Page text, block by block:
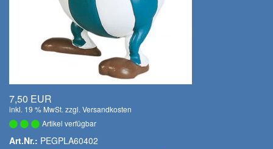
7,50 EUR
inkl. 19 % MwSt. zzgl. Versandkosten
Artikel verfügbar
Art.Nr.: PEGPLA60402